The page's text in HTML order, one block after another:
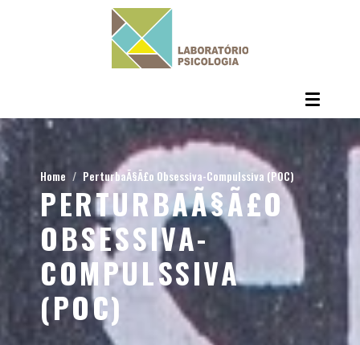
Home PerturbaÃ§Ã£o Obsessiva-Compulssiva (POC)
PERTURBAÃ§Ã£O
OBSESSIVA-
COMPULSSIVA
(POC)